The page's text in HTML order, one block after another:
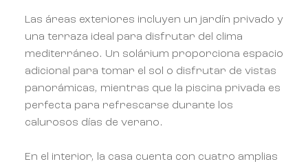
Las áreas exteriores incluyen un jardín privado y
una terraza ideal para disfrutar del clima
mediterráneo. Un solárium proporciona espacio
adicional para tomar el sol o disfrutar de vistas
panorámicas, mientras que la piscina privada es
perfecta para refrescarse durante los
calurosos días de verano.
En el interior, la casa cuenta con cuatro amplias